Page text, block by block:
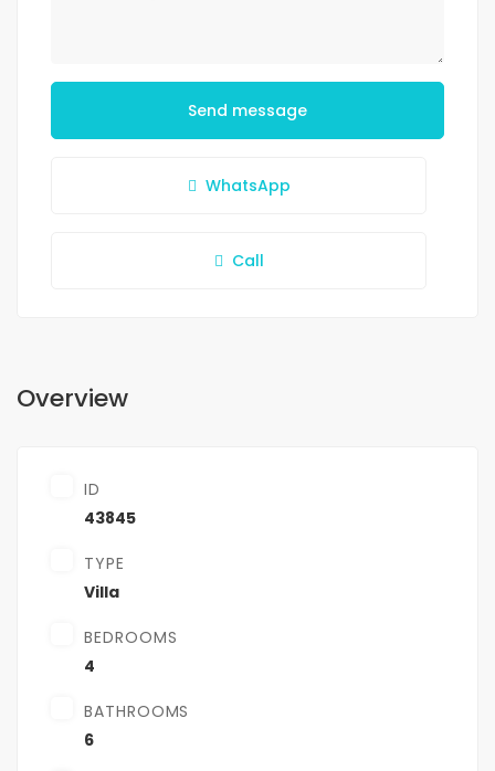
Send message
WhatsApp
Call
Overview
ID
43845
TYPE
Villa
BEDROOMS
4
BATHROOMS
6